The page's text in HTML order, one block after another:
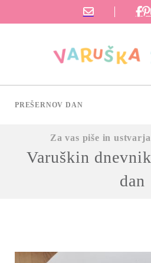
PREŠERNOV DAN
Za vas piše in
Varuškin
dan